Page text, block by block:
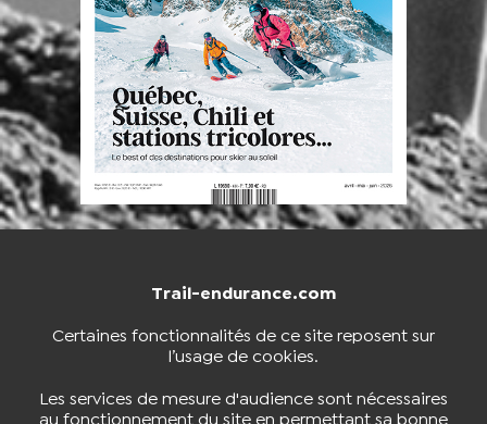
Trail-endurance.com
Certaines fonctionnalités de ce site reposent sur
l’usage de cookies.
Les services de mesure d'audience sont nécessaires
au fonctionnement du site en permettant sa bonne
NOUS CONTACTER BOUTIQUE